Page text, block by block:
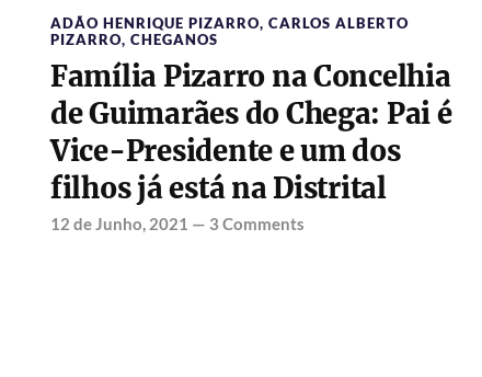
ADÃO HENRIQUE PIZARRO, CARLOS ALBERTO
PIZARRO, CHEGANOS
Família Pizarro na Concelhia
de Guimarães do Chega: Pai é
Vice-Presidente e um dos
filhos já está na Distrital
12 de Junho, 2021 — 3 Comments